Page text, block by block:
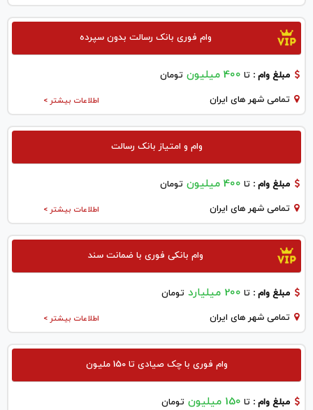
وام فوری بانک رسالت بدون سپرده
مبلغ وام : تا 400 میلیون تومان
اطلاعات بیشتر > تمامی شهر های ایران
وام و امتیاز بانک رسالت
مبلغ وام : تا 400 میلیون تومان
اطلاعات بیشتر > تمامی شهر های ایران
وام بانکی فوری با ضمانت سند
مبلغ وام : تا 200 میلیارد تومان
اطلاعات بیشتر > تمامی شهر های ایران
وام فوری با چک صیادی تا 150 ملیون
مبلغ وام : تا 150 میلیون تومان